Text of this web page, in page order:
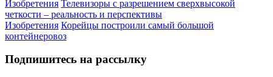
Изобретения Телевизоры с разрешением сверхвысокой
четкости – реальность и перспективы
Изобретения Корейцы построили самый большой
контейнеровоз
Подпишитесь на рассылку